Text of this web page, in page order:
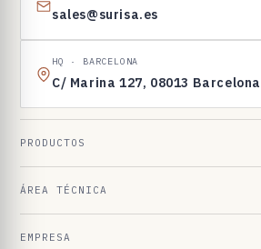
3
sales@surisa.es
HQ · BARCELONA
C/ Marina 127, 08013 Barcelona
PRODUCTOS
ÁREA TÉCNICA
EMPRESA